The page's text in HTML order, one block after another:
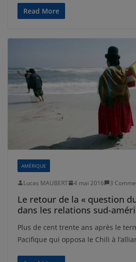
Read More
AMÉRIQUE
Lucas MAUBERT 4 mai 2016 3
Le retour de la « question
dans les relations sud-
Plus de cent trente ans après le
Pacifique qui opposa le Chili à